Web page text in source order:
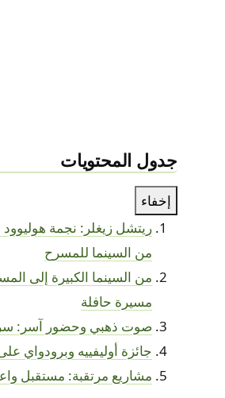
جدول المحتويات
إخفاء
ريتشل زيغلر: نجمة
من السينما للمسرح
من السينما الكبيرة إلى
مسيرة حافلة
صوت ذهبي وحضور آسر: سر
جائزة أوليفييه وبرودواي
مشاريع مرتقبة: مستقبل